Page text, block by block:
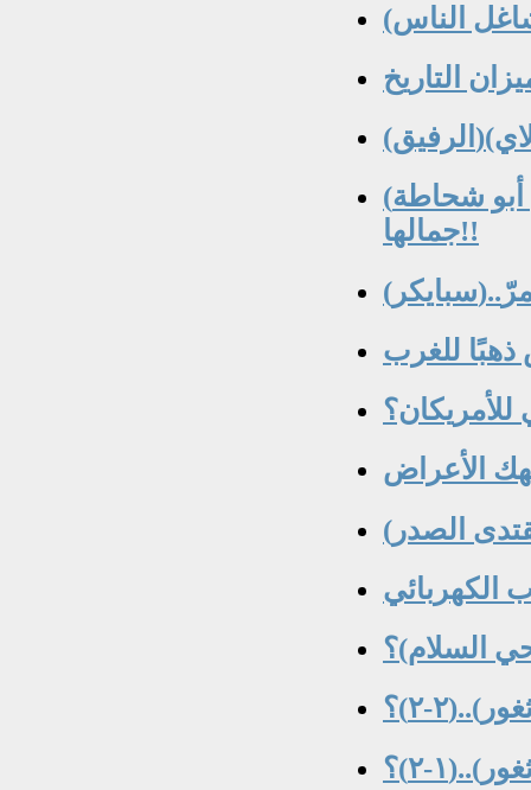
الناس)
التاريخ
(قائد جيش أبو شحاطة)؛الراقصة كلّما شلحت كلّما بان
جمالها!!
الأعراض
٢)؟
٢)؟